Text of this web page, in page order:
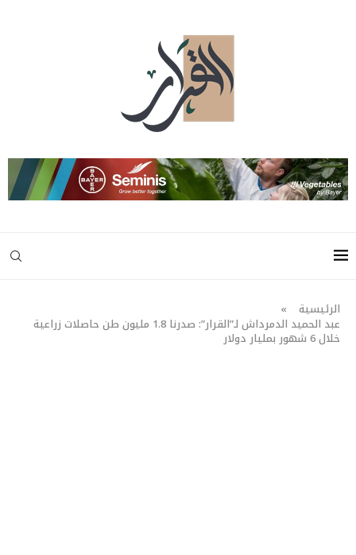
الرئيسية »
عبد الحميد الدمرداش لـ”القرار”: صدرنا 1.8 مليون طن حاصلات زراعية
خلال 6 شهور بمليار دولار